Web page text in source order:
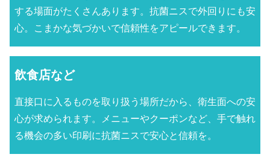
する場面がたくさんあります。抗菌ニスで外回りにも安
心。こまかな気づかいで信頼性をアピールできます。
飲食店など
直接口に入るものを取り扱う場所だから、衛生面への安
心が求められます。メニューやクーポンなど、手で触れ
る機会の多い印刷に抗菌ニスで安心と信頼を。